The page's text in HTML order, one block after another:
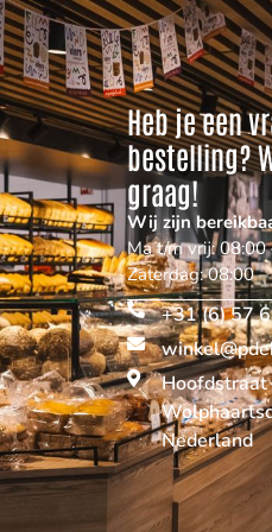
Heb je een
bestelling?
graag!
Wij zijn
Ma t/m vrij: 08:00
Zaterdag: 08:00
+31 (6) 57
Nederland